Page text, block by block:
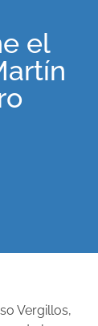
el
Vergillos,